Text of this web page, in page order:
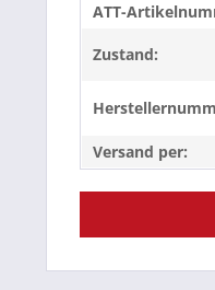
ATT-
Zustand:
Versand per: